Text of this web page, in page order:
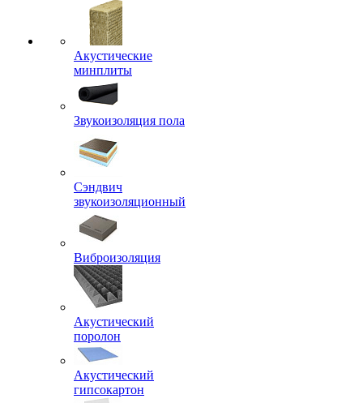
Акустические
минплиты
Звукоизоляция пола
Сэндвич
звукоизоляционный
Виброизоляция
Акустический
поролон
Акустический
гипсокартон